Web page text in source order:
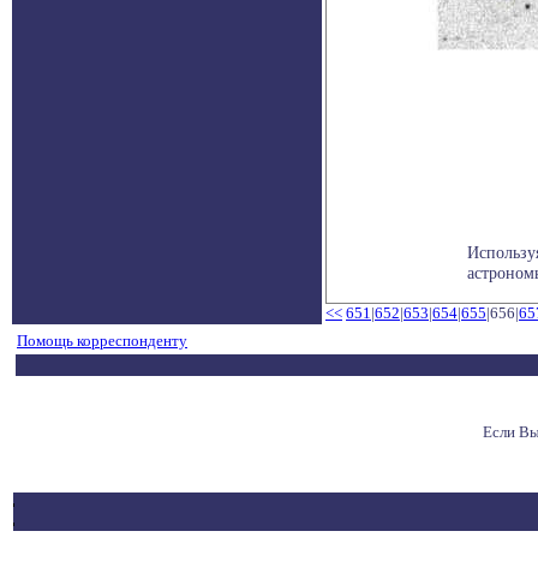
<< 651|652|653|654|655|656|
Помощь корреспонденту
Если